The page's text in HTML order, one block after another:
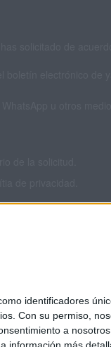
identificadores
Con su permiso,
a
+34 91 593 2767